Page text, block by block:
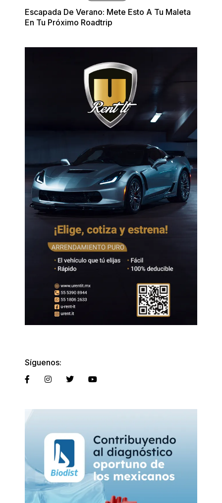
Escapada De Verano: Mete Esto A Tu Maleta
En Tu Próximo Roadtrip
Síguenos: